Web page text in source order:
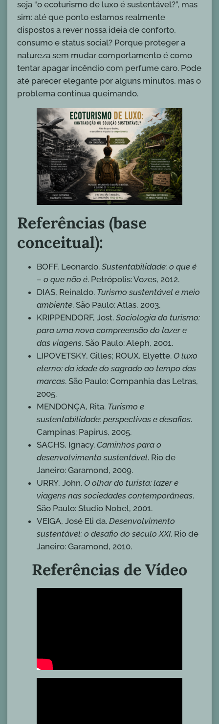
seja “o ecoturismo de luxo é sustentável?”, mas
sim: até que ponto estamos realmente
dispostos a rever nossa ideia de conforto,
consumo e status social? Porque proteger a
natureza sem mudar comportamento é como
tentar apagar incêndio com perfume caro. Pode
até parecer elegante por alguns minutos, mas o
problema continua queimando.
Referências (base
conceitual):
BOFF, Leonardo. Sustentabilidade: o que é
– o que não é. Petrópolis: Vozes, 2012.
DIAS, Reinaldo. Turismo sustentável e meio
ambiente. São Paulo: Atlas, 2003.
KRIPPENDORF, Jost. Sociologia do turismo:
para uma nova compreensão do lazer e
das viagens. São Paulo: Aleph, 2001.
LIPOVETSKY, Gilles; ROUX, Elyette. O luxo
eterno: da idade do sagrado ao tempo das
marcas. São Paulo: Companhia das Letras,
2005.
MENDONÇA, Rita. Turismo e
sustentabilidade: perspectivas e desafios.
Campinas: Papirus, 2005.
SACHS, Ignacy. Caminhos para o
desenvolvimento sustentável. Rio de
Janeiro: Garamond, 2009.
URRY, John. O olhar do turista: lazer e
viagens nas sociedades contemporâneas.
São Paulo: Studio Nobel, 2001.
VEIGA, José Eli da. Desenvolvimento
sustentável: o desafio do século XXI. Rio de
Janeiro: Garamond, 2010.
Referências de Vídeo